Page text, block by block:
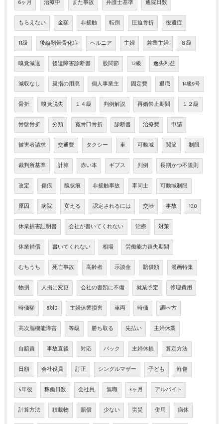
6ヶ月 治療中 また事故 弁護士基準 通院日数
もらえない 金額 非接触 転倒 圧迫骨折 後遺症
11級 後縦靭帯骨化症 ヘルニア 主婦 兼業主婦 ８級
嗅覚減退 後遺障害診断書 股関節 12級 逸失利益
減収なし 親指の用廃 個人事業主 固定費 退職 14級9号
骨折 嗅覚脱失 １４級 判例解説 再婚禁止期間 １２級
骨盤骨折 分類 寛骨臼骨折 診断書 治療費 申請
被害者請求 交通費 タクシー 車 可動域 関節 制限
裁判所基準 計算 赤い本 ギプス 判例 長期かつ不規則
改定 傷痕 醜状痕 非接触事故 車同士 可動域制限
原因 病院 変える 認定されるには 交渉 事故 10:0
休業損害証明書 会社が書いてくれない 治療 対策
休業補償 書いてくれない 相場 労働能力喪失期間
むちうち 死亡事故 高齢者 示談金 賠償額 漫画特集
物損 人損に変更 会社の書類に不備 就業予定 修理費用
時価額 8対2 主婦休業損害 車両 時価 調べ方
高次脳機能障害 等級 勝ち取る 先払い 主婦休業
自賠責 事故直後 対応 バック 主婦休損 算定方法
日額 会社役員 訂正 シングルマザー 子ども 軽傷
5年後 稼働日数 会社員 無職 3ヶ月 アルバイト
計算方法 積載物 賠償 少ない 労災 併用 病休